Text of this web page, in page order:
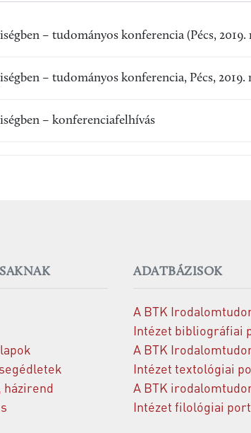
– tudományos konferencia (Pécs, 2019.
– tudományos konferencia, Pécs, 2019.
– konferenciafelhívás
házirend
ADATBÁZISOK
A BTK
Intézet bibliográfiai
A BTK
Intézet textológiai
A BTK
Intézet filológiai